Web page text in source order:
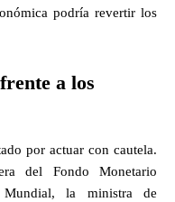
podría revertir los
a los
por actuar con cautela.
del Fondo Monetario
la ministra de